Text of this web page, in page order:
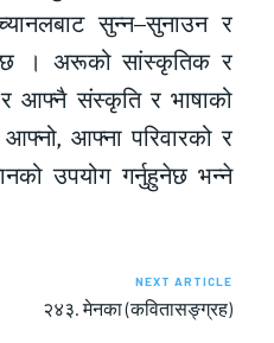
सुन्न–सुनाउन र
। अरूको सांस्कृतिक र
र आफ्नै संस्कृति र भाषाको
आफ्ना परिवारको र
उपयोग गर्नुहुनेछ भन्ने
NEXT ARTICLE
२४३. मेनका (कवितासङ्ग्रह)